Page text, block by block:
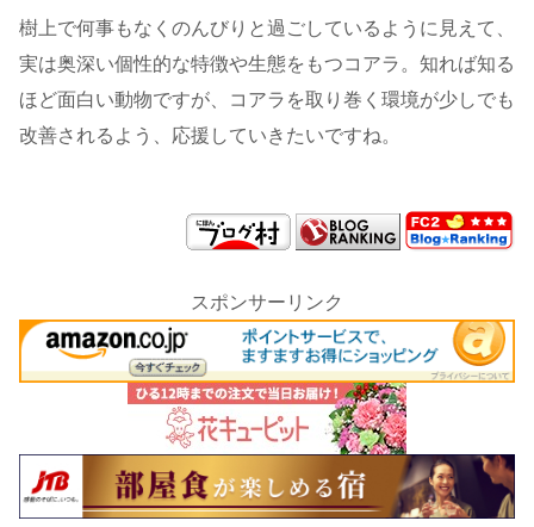
樹上で何事もなくのんびりと過ごしているように見えて、
実は奥深い個性的な特徴や生態をもつコアラ。知れば知る
ほど面白い動物ですが、コアラを取り巻く環境が少しでも
改善されるよう、応援していきたいですね。
スポンサーリンク